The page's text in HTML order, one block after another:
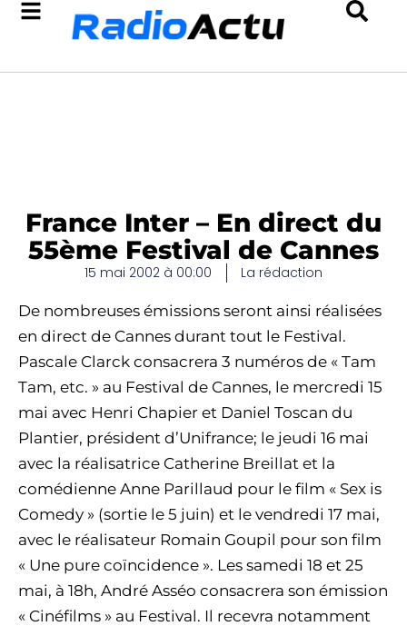
France Inter – En direct du
55ème Festival de Cannes
15 mai 2002 à 00:00 La rédaction
De nombreuses émissions seront ainsi réalisées
en direct de Cannes durant tout le Festival.
Pascale Clarck consacrera 3 numéros de « Tam
Tam, etc. » au Festival de Cannes, le mercredi 15
mai avec Henri Chapier et Daniel Toscan du
Plantier, président d’Unifrance; le jeudi 16 mai
avec la réalisatrice Catherine Breillat et la
comédienne Anne Parillaud pour le film « Sex is
Comedy » (sortie le 5 juin) et le vendredi 17 mai,
avec le réalisateur Romain Goupil pour son film
« Une pure coïncidence ». Les samedi 18 et 25
mai, à 18h, André Asséo consacrera son émission
« Cinéfilms » au Festival. Il recevra notamment